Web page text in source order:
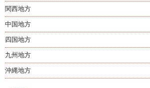
関西地方
中国地方
四国地方
九州地方
沖縄地方